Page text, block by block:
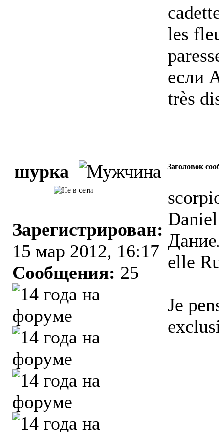
les
если
très
шурка Заголовок
Зарегистрирован:
15 мар 2012, 16:17
Сообщения: 25
elle
Je